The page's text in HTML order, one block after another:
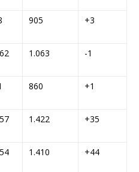
905 +3
1.063 -1
860 +1
1.422 +35
1.410 +44